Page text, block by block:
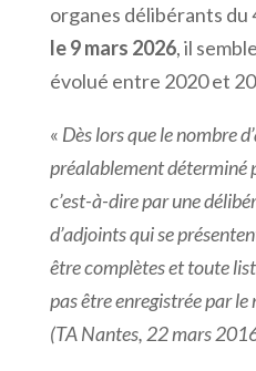
organes délibérants du
le 9 mars 2026, il
évolué entre 2020 et
« Dès lors que le nombre
préalablement déterminé
c’est-à-dire par une
d’adjoints qui se
être complètes et toute
pas être enregistrée par
(TA Nantes, 22 mars